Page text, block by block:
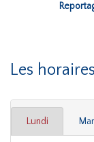
Les horaires
Lundi